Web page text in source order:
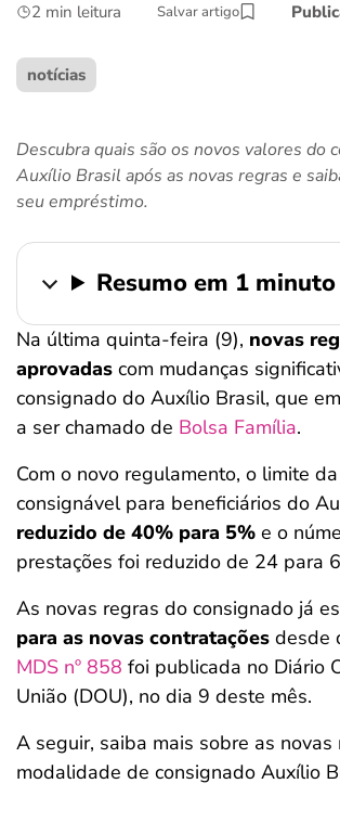
últimas notícias
ferramentas
2 min leitura Salvar artigo
notícias
Descubra quais são os novos valores do
Auxílio Brasil após as novas regras e
seu empréstimo.
Resumo em 1 minuto
Na última quinta-feira (9), novas
aprovadas com mudanças
consignado do Auxílio Brasil, que
a ser chamado de Bolsa Família.
Com o novo regulamento, o limite
consignável para beneficiários do
reduzido de 40% para 5% e o
prestações foi reduzido de 24 para
As novas regras do consignado já
para as novas contratações desde
MDS nº 858 foi publicada no Diário
União (DOU), no dia 9 deste mês.
A seguir, saiba mais sobre as novas
modalidade de consignado Auxílio